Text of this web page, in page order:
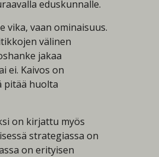
eduskunnalle.
vika, vaan ominaisuus.
välinen
jakaa
ei. Kaivos on
pitää huolta
on kirjattu myös
strategiassa on
on erityisen